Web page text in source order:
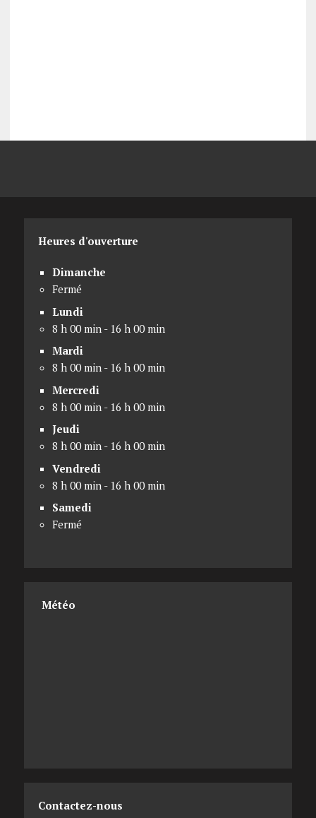
Heures d'ouverture
Dimanche
Fermé
Lundi
8 h 00 min - 16 h 00 min
Mardi
8 h 00 min - 16 h 00 min
Mercredi
8 h 00 min - 16 h 00 min
Jeudi
8 h 00 min - 16 h 00 min
Vendredi
8 h 00 min - 16 h 00 min
Samedi
Fermé
Météo
Contactez-nous